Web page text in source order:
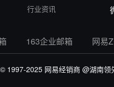
行业资讯
163企业邮箱 网易
© 1997-2025 网易经销商 @湖南领